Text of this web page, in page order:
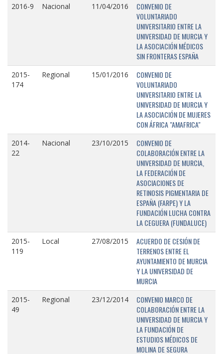
2016-9 Nacional 11/04/2016
CONVENIO DE
VOLUNTARIADO
UNIVERSITARIO ENTRE LA
UNIVERSIDAD DE MURCIA Y
LA ASOCIACIÓN MÉDICOS
SIN FRONTERAS ESPAÑA
2015-
174
Regional 15/01/2016
CONVENIO DE
VOLUNTARIADO
UNIVERSITARIO ENTRE LA
UNIVERSIDAD DE MURCIA Y
LA ASOCIACIÓN DE MUJERES
CON ÁFRICA "AMAFRICA"
2014-
22
Nacional 23/10/2015
CONVENIO DE
COLABORACIÓN ENTRE LA
UNIVERSIDAD DE MURCIA,
LA FEDERACIÓN DE
ASOCIACIONES DE
RETINOSIS PIGMENTARIA DE
ESPAÑA (FARPE) Y LA
FUNDACIÓN LUCHA CONTRA
LA CEGUERA (FUNDALUCE)
2015-
119
Local 27/08/2015
ACUERDO DE CESIÓN DE
TERRENOS ENTRE EL
AYUNTAMIENTO DE MURCIA
Y LA UNIVERSIDAD DE
MURCIA
2015-
49
Regional 23/12/2014
CONVENIO MARCO DE
COLABORACIÓN ENTRE LA
UNIVERSIDAD DE MURCIA Y
LA FUNDACIÓN DE
ESTUDIOS MÉDICOS DE
MOLINA DE SEGURA